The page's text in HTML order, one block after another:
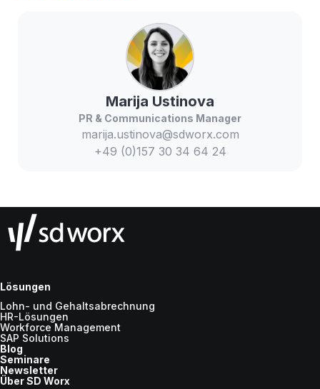
Marija Ustinova
PR & Communications Manager
marija.ustinova@sdworx.com
+49 (0)157 30 34 64 24
Lösungen
Lohn- und Gehaltsabrechnung
HR-Lösungen
Workforce Management
SAP Solutions
Blog
Seminare
Newsletter
Über SD Worx